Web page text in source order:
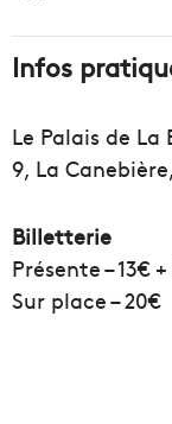
Infos
Le Palais de La
9, La
Billetterie
Présente – 13€
Sur place – 20€